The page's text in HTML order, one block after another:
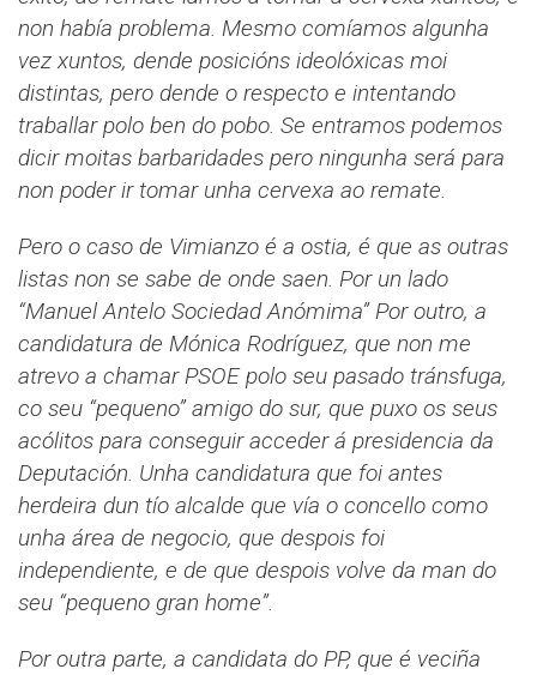
non había problema. Mesmo comíamos algunha
vez xuntos, dende posicións ideolóxicas moi
distintas, pero dende o respecto e intentando
traballar polo ben do pobo. Se entramos podemos
dicir moitas barbaridades pero ningunha será para
non poder ir tomar unha cervexa ao remate.
Pero o caso de Vimianzo é a ostia, é que as outras
listas non se sabe de onde saen. Por un lado
“Manuel Antelo Sociedad Anómima” Por outro, a
candidatura de Mónica Rodríguez, que non me
atrevo a chamar PSOE polo seu pasado tránsfuga,
co seu “pequeno” amigo do sur, que puxo os seus
acólitos para conseguir acceder á presidencia da
Deputación. Unha candidatura que foi antes
herdeira dun tío alcalde que vía o concello como
unha área de negocio, que despois foi
independiente, e de que despois volve da man do
seu “pequeno gran home”.
Por outra parte, a candidata do PP, que é veciña